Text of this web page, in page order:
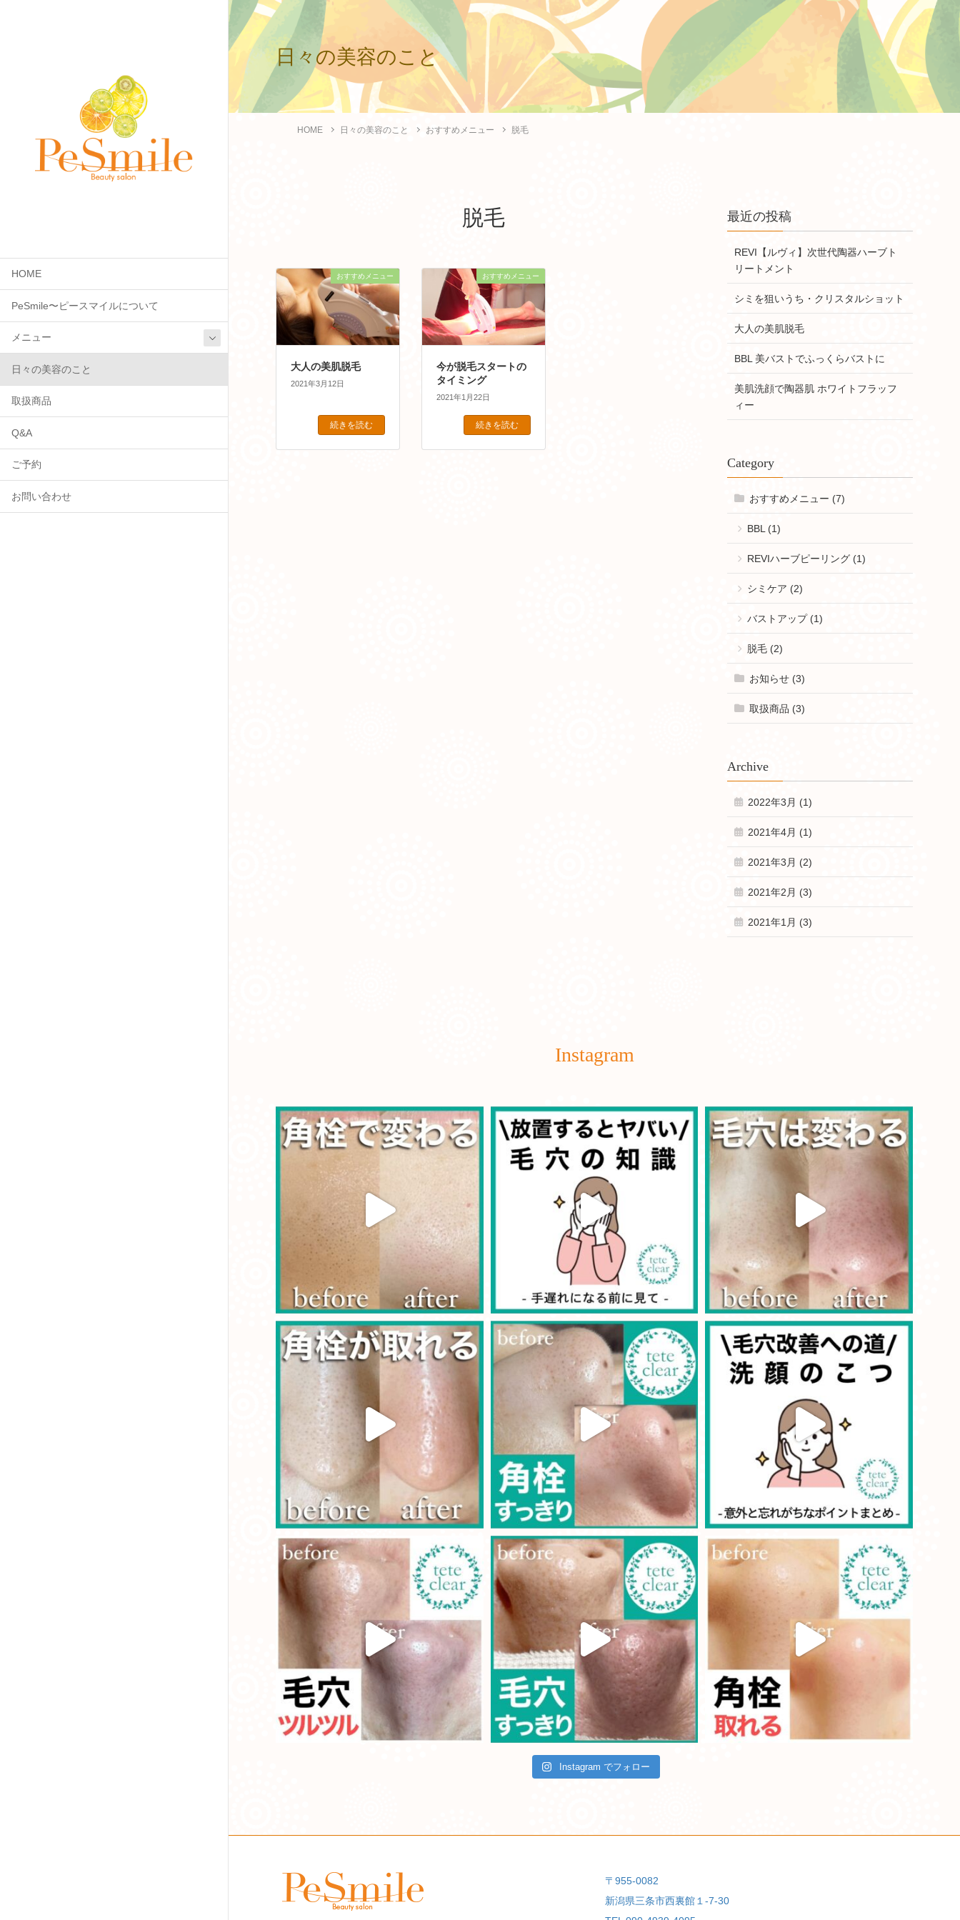
HOME
PeSmile〜ピースマイルについて
メニュー
日々の美容のこと
取扱商品
Q&A
ご予約
お問い合わせ
日々の美容のこと
HOME 日々の美容のこと おすすめメニュー 脱毛
脱毛
おすすめメニュー
大人の美肌脱毛
2021年3月12日
続きを読む
おすすめメニュー
今が脱毛スタートの
タイミング
2021年1月22日
続きを読む
最近の投稿
REVI【ルヴィ】次世代陶器ハーブト
リートメント
シミを狙いうち・クリスタルショット
大人の美肌脱毛
BBL 美バストでふっくらバストに
美肌洗顔で陶器肌 ホワイトフラッフ
ィー
Category
おすすめメニュー (7)
BBL (1)
REVIハーブピーリング (1)
シミケア (2)
バストアップ (1)
脱毛 (2)
お知らせ (3)
取扱商品 (3)
Archive
2022年3月 (1)
2021年4月 (1)
2021年3月 (2)
2021年2月 (3)
2021年1月 (3)
Instagram
Instagram でフォロー
〒955-0082
新潟県三条市西裏館１-7-30